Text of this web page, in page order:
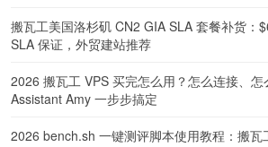
搬瓦工美国洛杉矶 CN2 GIA SLA 套餐补货：
SLA 保证，外贸建站推荐
2026 搬瓦工 VPS 买完怎么用？怎么连接、
Assistant Amy 一步步搞定
2026 bench.sh 一键测评脚本使用教程：搬瓦